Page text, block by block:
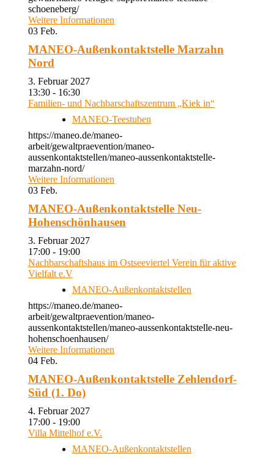
schoeneberg/
Weitere Informationen
03 Feb.
MANEO-Außenkontaktstelle Marzahn
Nord
3. Februar 2027
13:30 - 16:30
Familien- und Nachbarschaftszentrum „Kiek in“
MANEO-Teestuben
https://maneo.de/maneo-
arbeit/gewaltpraevention/maneo-
aussenkontaktstellen/maneo-aussenkontaktstelle-
marzahn-nord/
Weitere Informationen
03 Feb.
MANEO-Außenkontaktstelle Neu-
Hohenschönhausen
3. Februar 2027
17:00 - 19:00
Nachbarschaftshaus im Ostseeviertel Verein für aktive
Vielfalt e.V
MANEO-Außenkontaktstellen
https://maneo.de/maneo-
arbeit/gewaltpraevention/maneo-
aussenkontaktstellen/maneo-aussenkontaktstelle-neu-
hohenschoenhausen/
Weitere Informationen
04 Feb.
MANEO-Außenkontaktstelle Zehlendorf-
Süd (1. Do)
4. Februar 2027
17:00 - 19:00
Villa Mittelhof e.V.
MANEO-Außenkontaktstellen